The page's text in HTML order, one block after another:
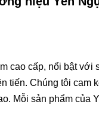
cao cấp, nổi bật với
Chúng tôi cam
Mỗi sản phẩm của